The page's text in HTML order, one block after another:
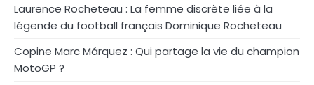
Laurence Rocheteau : La femme discrète liée à la
légende du football français Dominique Rocheteau
Copine Marc Márquez : Qui partage la vie du champion
MotoGP ?